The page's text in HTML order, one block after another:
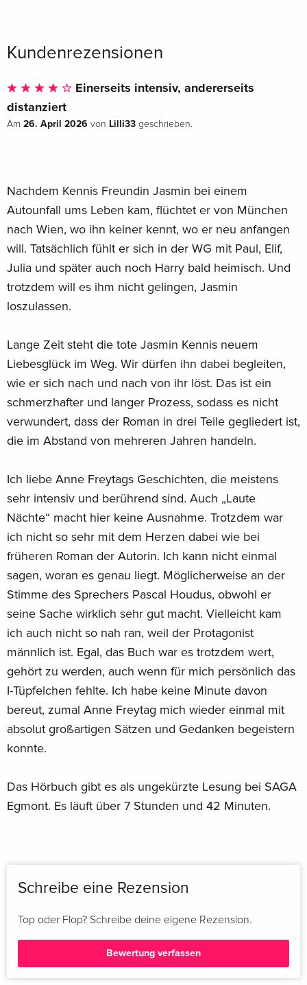
gefunden, eine Weile in einer Boutique gearbeitet, sich
arbeitslos gemeldet, zur Grafikdesignerin umgeschult, sich
Agenturen anstellen lassen und ist dann endlich ihrem Traum
nachgegangen: Seit 2013 widmet sie sich ganz dem
Schreiben. Für ihre Jugendbücher wurde sie mehrfach für
Literatur). Anne Freytag lebt und arbeitet in München. Im
Kampa Verlag sind ihre Romane Lügen, die wir uns erzählen
und Blaues Wunder erschienen.
Kundenrezensionen
Einerseits intensiv, andererseits
distanziert
Am 26. April 2026 von Lilli33 geschrieben.
Nachdem Kennis Freundin Jasmin bei einem
Autounfall ums Leben kam, flüchtet er von München
nach Wien, wo ihn keiner kennt, wo er neu anfangen
will. Tatsächlich fühlt er sich in der WG mit Paul, Elif,
Julia und später auch noch Harry bald heimisch. Und
trotzdem will es ihm nicht gelingen, Jasmin
loszulassen.
Lange Zeit steht die tote Jasmin Kennis neuem
Liebesglück im Weg. Wir dürfen ihn dabei begleiten,
wie er sich nach und nach von ihr löst. Das ist ein
schmerzhafter und langer Prozess, sodass es nicht
verwundert, dass der Roman in drei Teile gegliedert ist,
die im Abstand von mehreren Jahren handeln.
Ich liebe Anne Freytags Geschichten, die meistens
sehr intensiv und berührend sind. Auch „Laute
Nächte“ macht hier keine Ausnahme. Trotzdem war
ich nicht so sehr mit dem Herzen dabei wie bei
früheren Roman der Autorin. Ich kann nicht einmal
sagen, woran es genau liegt. Möglicherweise an der
Stimme des Sprechers Pascal Houdus, obwohl er
seine Sache wirklich sehr gut macht. Vielleicht kam
ich auch nicht so nah ran, weil der Protagonist
männlich ist. Egal, das Buch war es trotzdem wert,
gehört zu werden, auch wenn für mich persönlich das
I-Tüpfelchen fehlte. Ich habe keine Minute davon
bereut, zumal Anne Freytag mich wieder einmal mit
absolut großartigen Sätzen und Gedanken begeistern
konnte.
Das Hörbuch gibt es als ungekürzte Lesung bei SAGA
Egmont. Es läuft über 7 Stunden und 42 Minuten.
Schreibe eine Rezension
Top oder Flop? Schreibe deine eigene Rezension.
Bewertung verfassen